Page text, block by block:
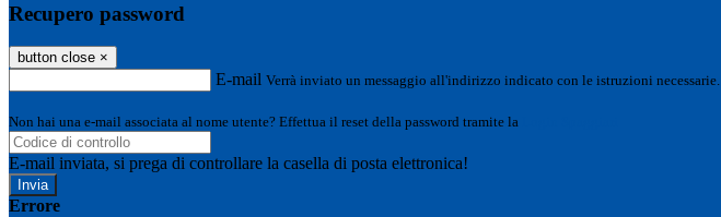
Recupero password
button close ×
E-mail Verrà inviato un messaggio all'indirizzo indicato con le istruzioni necessarie.
Non hai una e-mail associata al nome utente? Effettua il reset della password tramite la
E-mail inviata, si prega di controllare la casella di posta elettronica!
Errore